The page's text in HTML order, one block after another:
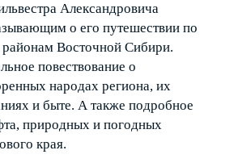
Александровича
о его путешествии по
Восточной Сибири.
повествование о
народах региона, их
и быте. А также подробное
природных и погодных
края.